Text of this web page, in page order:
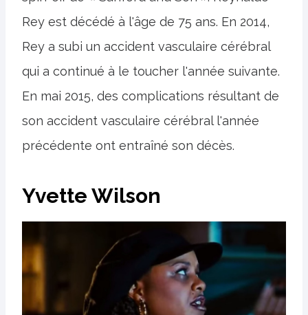
Rey est décédé à l'âge de 75 ans. En 2014,
Rey a subi un accident vasculaire cérébral
qui a continué à le toucher l'année suivante.
En mai 2015, des complications résultant de
son accident vasculaire cérébral l'année
précédente ont entraîné son décès.
Yvette Wilson